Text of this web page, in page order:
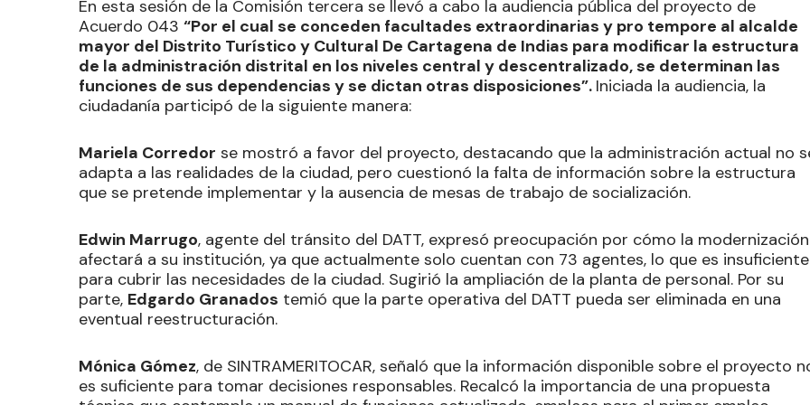
En esta sesión de la Comisión tercera se llevó a cabo la audiencia pública del proyecto de
Acuerdo 043 “Por el cual se conceden facultades extraordinarias y pro tempore al alcalde
mayor del Distrito Turístico y Cultural De Cartagena de Indias para modificar la estructura
de la administración distrital en los niveles central y descentralizado, se determinan las
funciones de sus dependencias y se dictan otras disposiciones”. Iniciada la audiencia, la
ciudadanía participó de la siguiente manera:
Mariela Corredor se mostró a favor del proyecto, destacando que la administración actual no
adapta a las realidades de la ciudad, pero cuestionó la falta de información sobre la estructura
que se pretende implementar y la ausencia de mesas de trabajo de socialización.
Edwin Marrugo, agente del tránsito del DATT, expresó preocupación por cómo la modernización
afectará a su institución, ya que actualmente solo cuentan con 73 agentes, lo que es insuficiente
para cubrir las necesidades de la ciudad. Sugirió la ampliación de la planta de personal. Por su
parte, Edgardo Granados temió que la parte operativa del DATT pueda ser eliminada en una
eventual reestructuración.
Mónica Gómez, de SINTRAMERITOCAR, señaló que la información disponible sobre el proyecto
es suficiente para tomar decisiones responsables. Recalcó la importancia de una propuesta